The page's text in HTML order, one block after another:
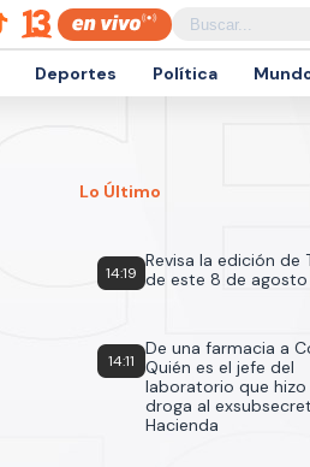
Deportes Política
Lo Último
14:19
Revisa la edición de
de este 8 de agosto
14:11
De una farmacia a
Quién es el jefe del
laboratorio que
droga al
Hacienda